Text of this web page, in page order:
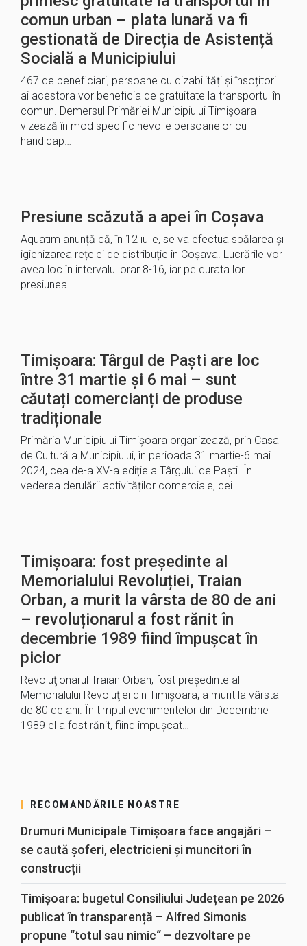
comun urban – plata lunară va fi
gestionată de Direcția de Asistență
Socială a Municipiului
467 de beneficiari, persoane cu dizabilități și însoțitori
ai acestora vor beneficia de gratuitate la transportul în
comun. Demersul Primăriei Municipiului Timișoara
vizează în mod specific nevoile persoanelor cu
handicap…
Presiune scăzută a apei în Coșava
Aquatim anunță că, în 12 iulie, se va efectua spălarea și
igienizarea rețelei de distribuție în Coșava. Lucrările vor
avea loc în intervalul orar 8-16, iar pe durata lor
presiunea…
Timișoara: Târgul de Paști are loc
între 31 martie și 6 mai – sunt
căutați comercianți de produse
tradiționale
Primăria Municipiului Timișoara organizează, prin Casa
de Cultură a Municipiului, în perioada 31 martie-6 mai
2024, cea de-a XV-a ediție a Târgului de Paști. În
vederea derulării activităților comerciale, cei…
Timișoara: fost președinte al
Memorialului Revoluției, Traian
Orban, a murit la vârsta de 80 de ani
– revoluționarul a fost rănit în
decembrie 1989 fiind împușcat în
picior
Revoluţionarul Traian Orban, fost preşedinte al
Memorialului Revoluţiei din Timişoara, a murit la vârsta
de 80 de ani. În timpul evenimentelor din Decembrie
1989 el a fost rănit, fiind împuşcat…
RECOMANDĂRILE NOASTRE
Drumuri Municipale Timișoara face angajări –
se caută șoferi, electricieni și muncitori în
construcții
Timișoara: bugetul Consiliului Județean pe 2026
publicat în transparență – Alfred Simonis
propune “totul sau nimic“ – dezvoltare pe